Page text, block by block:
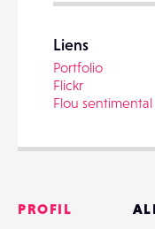
Liens
Portfolio
Flickr
Flou sentimental
PROFIL